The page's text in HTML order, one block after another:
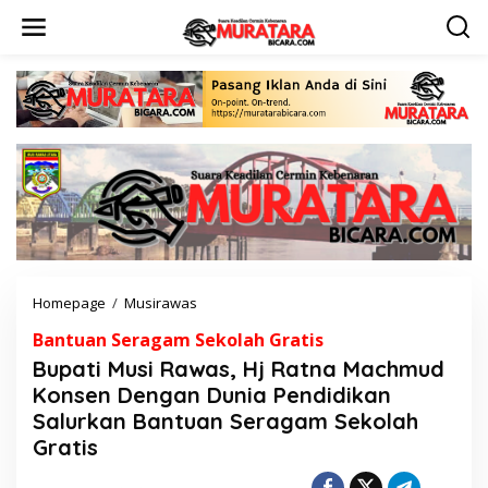
Homepage / Musirawas
p
a
t
i
M
Bantuan Seragam Sekolah Gratis
Bupati Musi Rawas, Hj Ratna Machmud
Konsen Dengan Dunia Pendidikan
Salurkan Bantuan Seragam Sekolah
Gratis